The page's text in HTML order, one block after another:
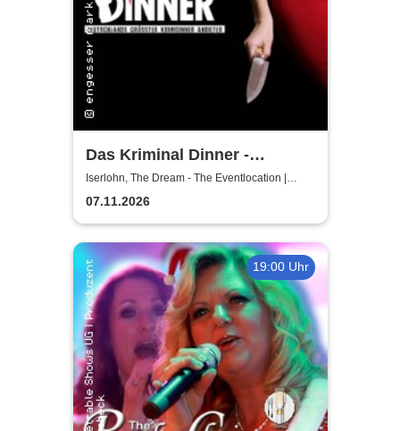
Das Kriminal Dinner -
Hauptkommissar Schröder
ermittelt
Iserlohn, The Dream - The Eventlocation |
Iserlohn
07.11.2026
19:00 Uhr